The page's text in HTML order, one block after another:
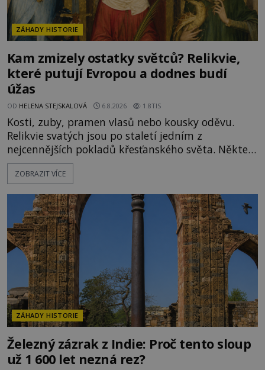
ZÁHADY HISTORIE
Kam zmizely ostatky světců? Relikvie,
které putují Evropou a dodnes budí
úžas
OD HELENA STEJSKALOVÁ 6.8.2026 1.8TIS
Kosti, zuby, pramen vlasů nebo kousky oděvu.
Relikvie svatých jsou po staletí jedním z
nejcennějších pokladů křesťanského světa. Některé
mají pečlivě doloženou historii, jiné provází
záhady, krádeže i nečekané objevy. Jejich osudy
o skutečné historické události. Ve středověké
Evropě mají relikvie mimořádnou hodnotu. Nejsou
jen předmětem úcty
ZOBRAZIT VÍCE
ZÁHADY HISTORIE
Železný zázrak z Indie: Proč tento sloup
už 1 600 let nezná rez?